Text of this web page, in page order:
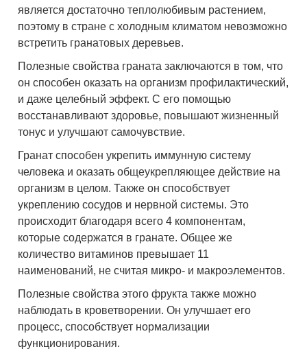
является достаточно теплолюбивым растением,
поэтому в стране с холодным климатом невозможно
встретить гранатовых деревьев.
Полезные свойства граната заключаются в том, что
он способен оказать на организм профилактический,
и даже целебный эффект. С его помощью
восстанавливают здоровье, повышают жизненный
тонус и улучшают самочувствие.
Гранат способен укрепить иммунную систему
человека и оказать общеукрепляющее действие на
организм в целом. Также он способствует
укреплению сосудов и нервной системы. Это
происходит благодаря всего 4 компонентам,
которые содержатся в гранате. Общее же
количество витаминов превышает 11
наименований, не считая микро- и макроэлементов.
Полезные свойства этого фрукта также можно
наблюдать в кроветворении. Он улучшает его
процесс, способствует нормализации
функционирования.